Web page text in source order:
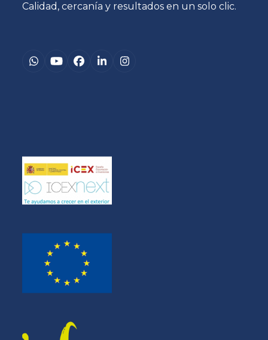
Calidad, cercanía y resultados en un solo clic.
Whatsapp
YouTubeFacebook
LinkedInInstagram